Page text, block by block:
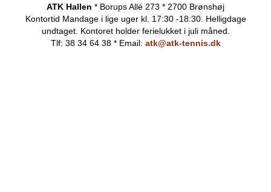
ATK Hallen * Borups Allé 273 * 2700 Brønshøj
Kontortid Mandage i lige uger kl. 17:30 -18:30. Helligdage
undtaget.
Kontoret holder ferielukket i juli måned.
Tlf: 38 34 64 38 * Email: atk@atk-tennis.dk